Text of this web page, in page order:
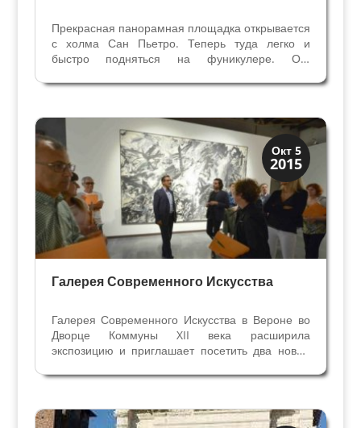
Прекрасная панорамная площадка открывается
с холма Сан Пьетро. Теперь туда легко и
быстро подняться на фуникулере. Он
был еще до второй мировой войны. Фуникулёр
был построен в 1931...
Окт 5
2015
Искусство
Музеи
Галерея Современного Искусства
Галерея Современного Искусства в Вероне во
Дворце Коммуны XII века расширила
экспозицию и приглашает посетить два новых
познакомиться с послевоенными движениями
искусстве (1946 — 1950) и...